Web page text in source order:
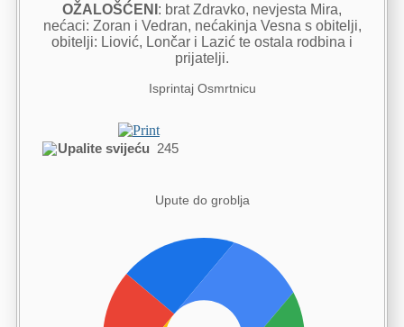
OŽALOŠĆENI : brat Zdravko, nevjesta Mira,
nećaci: Zoran i Vedran, nećakinja Vesna s obitelji,
obitelji: Liović, Lončar i Lazić te ostala rodbina i
prijatelji.
Isprintaj Osmrtnicu
Upalite svijeću 245
Upute do groblja